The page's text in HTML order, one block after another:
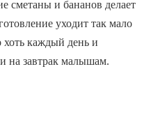
сметаны и бананов делает
уходит так мало
хоть каждый день и
на завтрак малышам.